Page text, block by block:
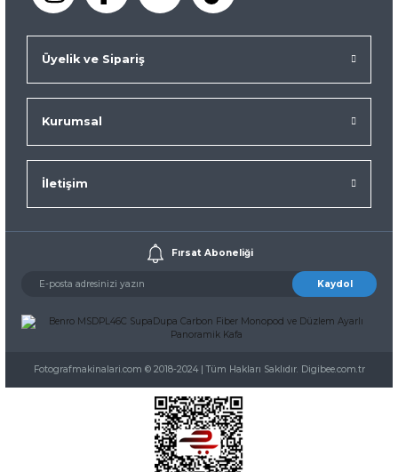
Üyelik ve Sipariş
Kurumsal
İletişim
Fırsat Aboneliği
Kaydol
Fotografmakinalari.com © 2018-2024 | Tüm Hakları Saklıdır. Digibee.com.tr